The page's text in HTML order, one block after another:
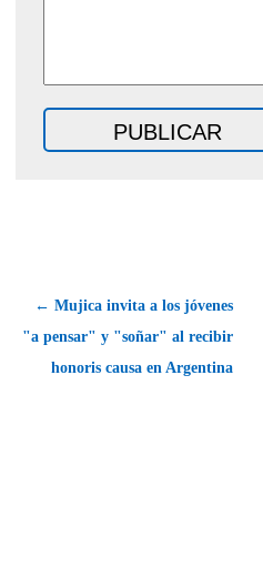
← Mujica invita a los jóvenes
"a pensar" y "soñar" al recibir
honoris causa en Argentina